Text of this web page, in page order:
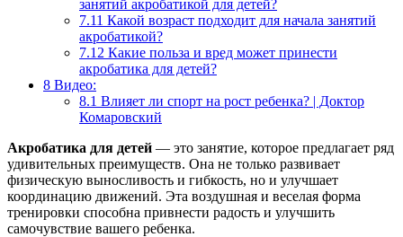
занятий акробатикой для детей?
7.11 Какой возраст подходит для начала занятий
акробатикой?
7.12 Какие польза и вред может принести
акробатика для детей?
8 Видео:
8.1 Влияет ли спорт на рост ребенка? | Доктор
Комаровский
Акробатика для детей — это занятие, которое предлагает ряд
удивительных преимуществ. Она не только развивает
физическую выносливость и гибкость, но и улучшает
координацию движений. Эта воздушная и веселая форма
тренировки способна привнести радость и улучшить
самочувствие вашего ребенка.